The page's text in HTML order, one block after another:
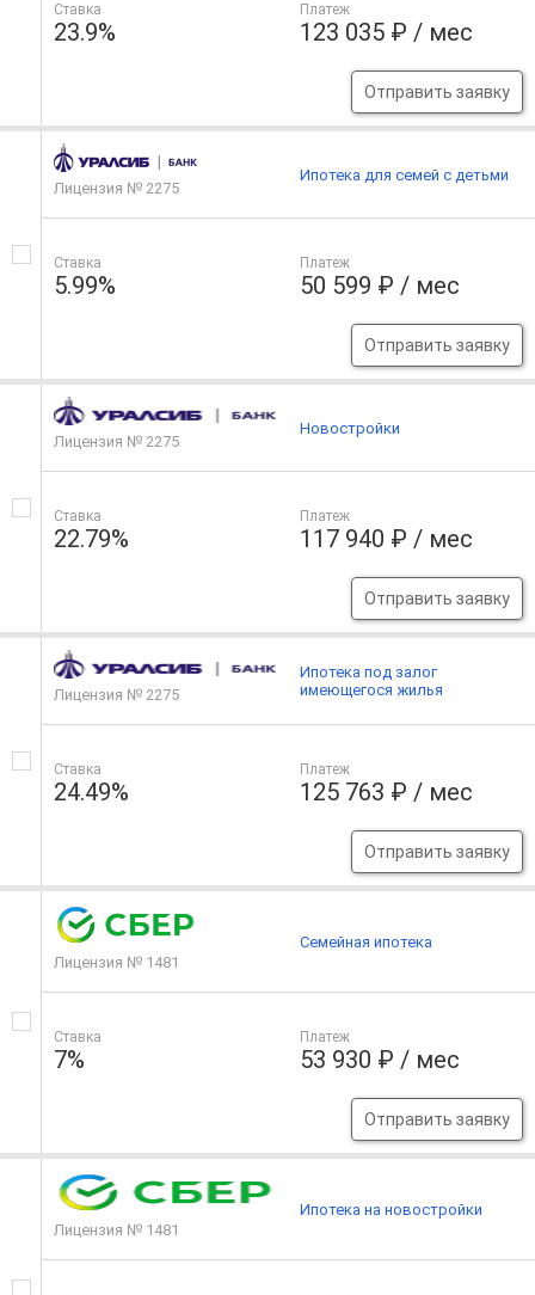
Ставка
23.9%
Платеж
123 035 ₽ / мес
Отправить заявку
Лицензия № 2275
Ставка
5.99%
Платеж
50 599 ₽ / мес
Отправить заявку
Ипотека для семей с детьми
Лицензия № 2275
Ставка
22.79%
Платеж
117 940 ₽ / мес
Отправить заявку
Новостройки
Лицензия № 2275
Ставка
24.49%
Платеж
125 763 ₽ / мес
Отправить заявку
Ипотека под залог
имеющегося жилья
Лицензия № 1481
Ставка
7%
Платеж
53 930 ₽ / мес
Отправить заявку
Семейная ипотека
Лицензия № 1481
Ипотека на новостройки